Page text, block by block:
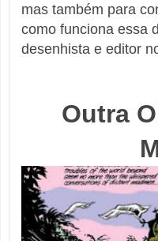
mas também para
como funciona essa
desenhista e editor
Outra